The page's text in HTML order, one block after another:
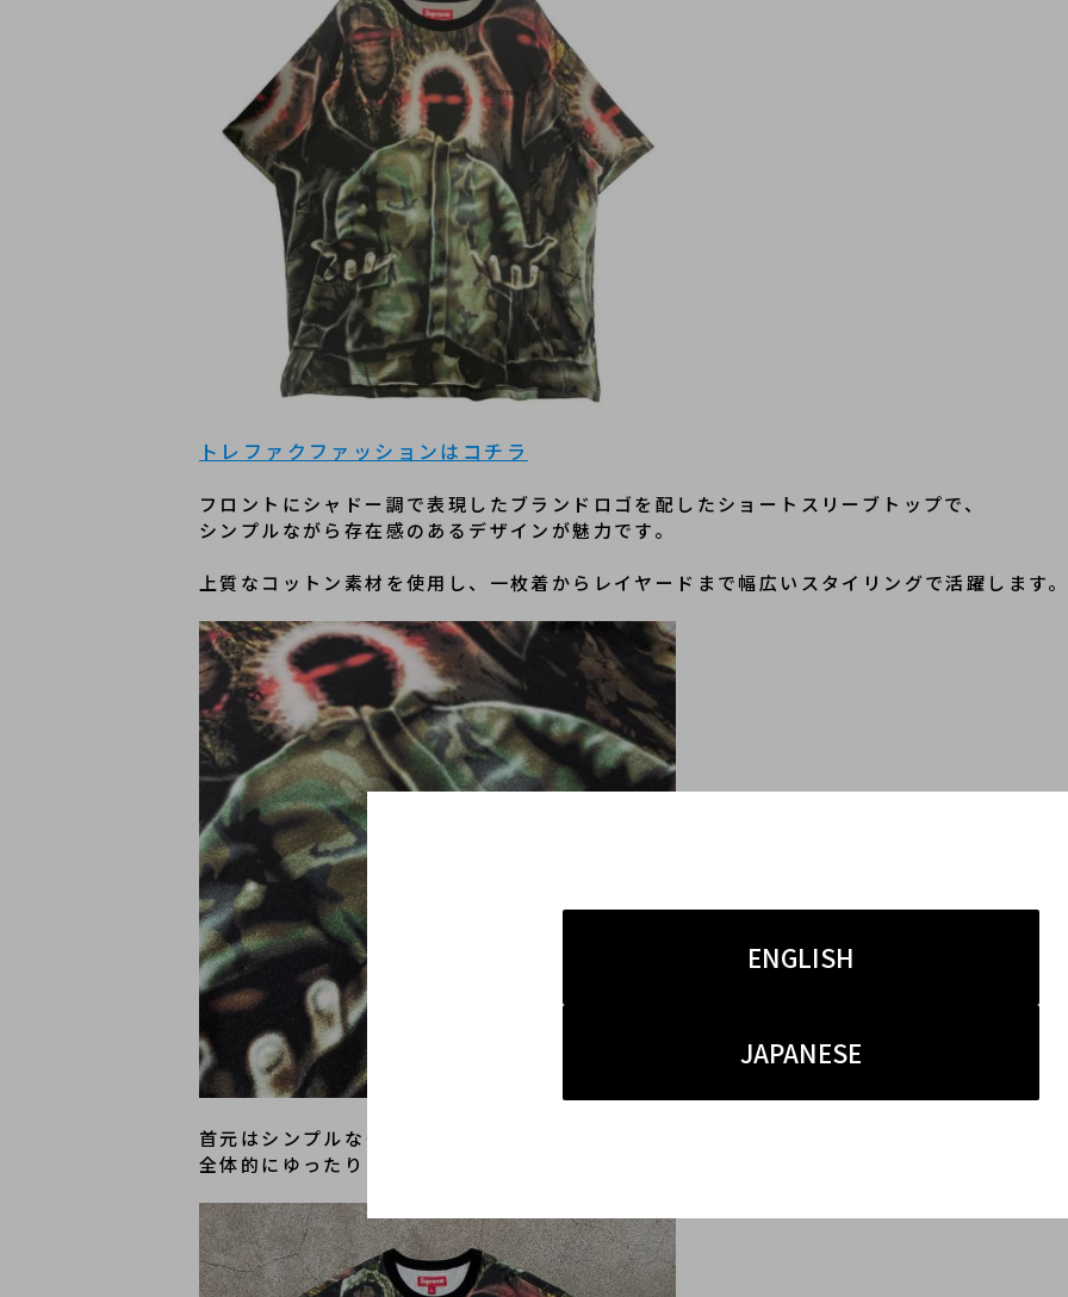
ENGLISH
JAPANESE
トレファクファッションはコチラ
フロントにシャドー調で表現したブランドロゴを配したショートスリーブトップで、
シンプルながら存在感のあるデザインが魅力です。
上質なコットン素材を使用し、一枚着からレイヤードまで幅広いスタイリングで活躍します。
首元はシンプルなクルーネック仕様となっており、しっかりとした縫製が施されています。
全体的にゆったりとしたシルエットで、快適な着心地を維持しやすいデザインが特徴です。